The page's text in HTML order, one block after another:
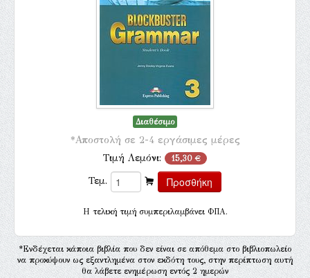
Διαθέσιμο
*Αποστολή σε 2-4 εργάσιμες μέρες
Τιμή Λεμόνι: 15,30 €
Τεμ.
H τελική τιμή συμπεριλαμβάνει ΦΠΑ.
*Ενδέχεται κάποια βιβλία που δεν είναι σε απόθεμα στο βιβλιοπωλείο
να προκύψουν ως εξαντλημένα στον εκδότη τους, στην περίπτωση αυτή
θα λάβετε ενημέρωση εντός 2 ημερών